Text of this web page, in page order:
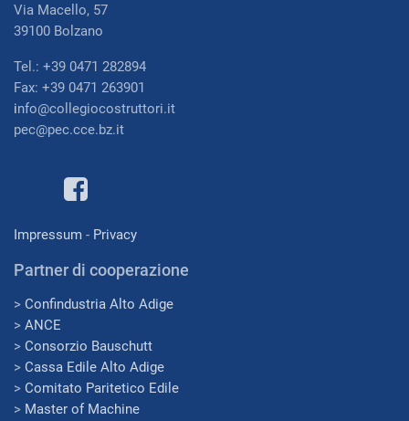
Via Macello, 57
39100 Bolzano
Tel.: +39 0471 282894
Fax: +39 0471 263901
info@collegiocostruttori.it
pec@pec.cce.bz.it
Impressum - Privacy
Partner di cooperazione
> Confindustria Alto Adige
> ANCE
> Consorzio Bauschutt
> Cassa Edile Alto Adige
> Comitato Paritetico Edile
> Master of Machine